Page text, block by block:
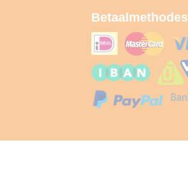
Betaalmethodes